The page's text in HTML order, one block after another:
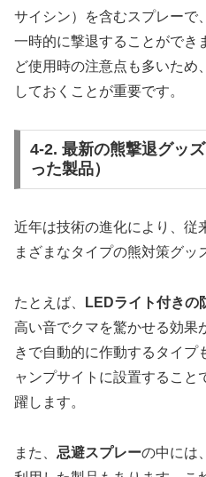
サイシン）を含むスプレーで
一時的に撃退することができ
ど使用時の注意点も多いため
しておくことが重要です。
4-2. 最新の熊撃退グッ
った製品）
近年は技術の進化により、従
まざまなタイプの熊対策グッ
たとえば、 LEDライト付きの
高い音でクマを驚かせる効果
きで自動的に作動するタイプ
ャンプサイトに設置すること
躍します。
また、 忌避スプレーの中には